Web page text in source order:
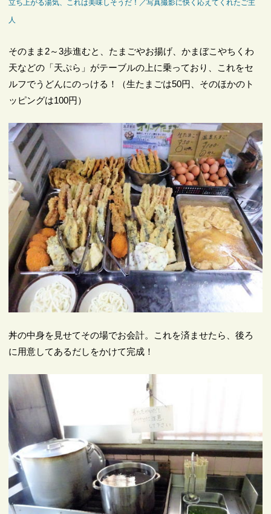
立ち上がる湯気、これは美味しそうだ！／写真撮影に快く応えてくれたご主
人
そのまま2～3歩進むと、たまごやお揚げ、かまぼこやちくわ
天などの「天ぷら」がテーブルの上に乗っており、これをセ
ルフでうどんにのっける！（生たまごは50円、そのほかのト
ッピングは100円）
丼の中身を見せてその場でお会計。これを済ませたら、後ろ
に用意してあるだしをかけて完成！